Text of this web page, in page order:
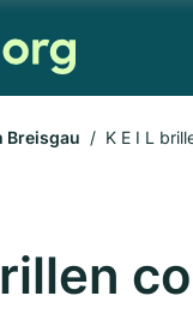
Breisgau K E I L